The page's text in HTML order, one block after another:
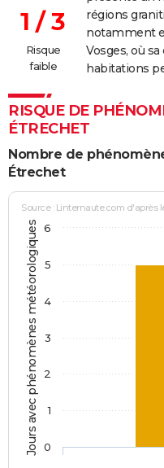
1 / 3
Risque
faible
régions
notamment
Vosges, où
habitations
RISQUE DE
ÉTRECHET
Nombre de
Étrechet
Jours avec phénomènes météorologiques
Source : Linternaute.com d'après
0
1
2
3
4
5
6